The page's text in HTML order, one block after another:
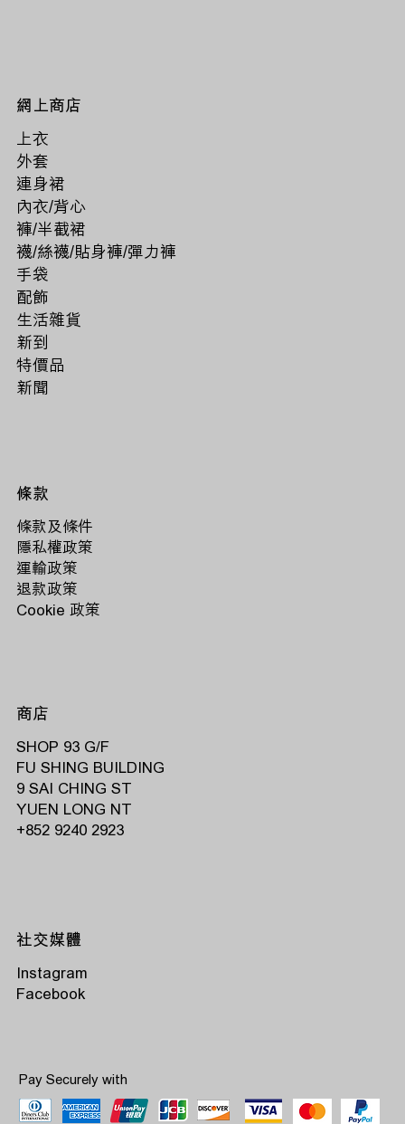
上衣
外套
連身裙
內衣/背心
褲/半截裙
襪/絲襪/貼身褲/彈力褲
手袋
配飾
生活雜貨
新到
特價品
新聞
網上商店
條款及條件
隱私權政策
運輸政策
退款政策
Cookie 政策
條款
SHOP 93 G/F
FU SHING BUILDING
9 SAI CHING ST
YUEN LONG NT
‭+852 9240 2923‬
商店
Instagram
Facebook
社交媒體
Pay Securely with